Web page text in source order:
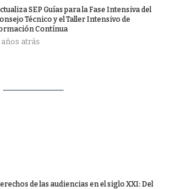
SEP Guías para la Fase Intensiva del
Técnico y el Taller Intensivo de
Contínua
atrás
de las audiencias en el siglo XXI: Del